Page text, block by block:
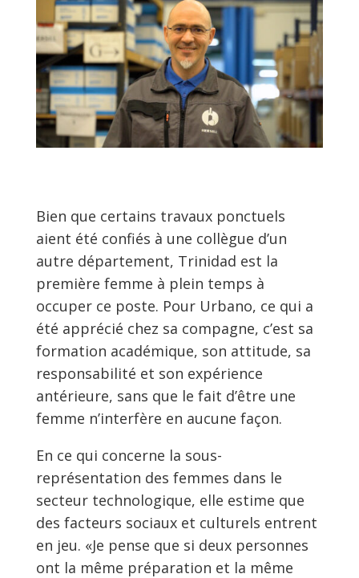
Bien que certains travaux ponctuels
aient été confiés à une collègue d’un
autre département, Trinidad est la
première femme à plein temps à
occuper ce poste. Pour Urbano, ce qui a
été apprécié chez sa compagne, c’est sa
formation académique, son attitude, sa
responsabilité et son expérience
antérieure, sans que le fait d’être une
femme n’interfère en aucune façon.
En ce qui concerne la sous-
représentation des femmes dans le
secteur technologique, elle estime que
des facteurs sociaux et culturels entrent
en jeu. «Je pense que si deux personnes
ont la même préparation et la même